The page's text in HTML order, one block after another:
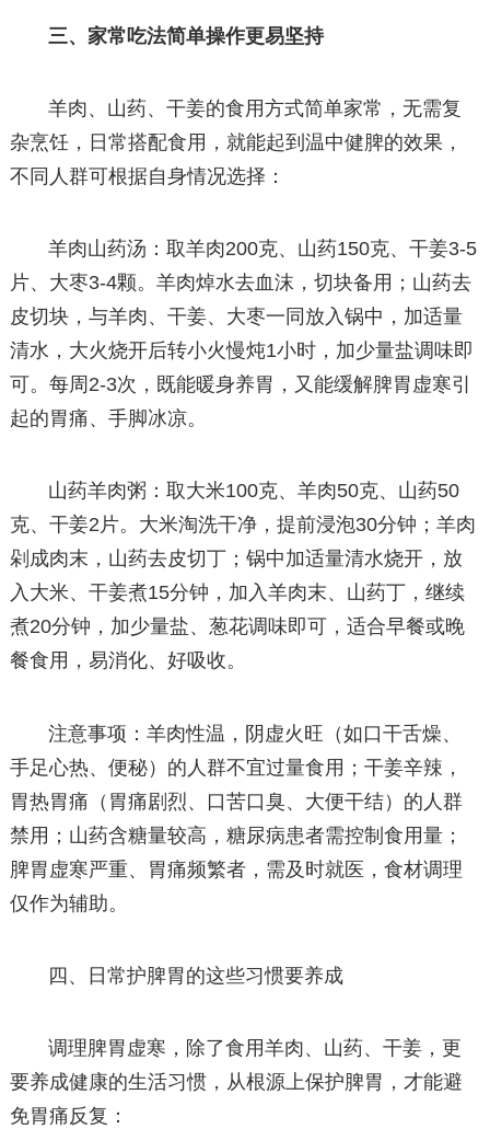
三、家常吃法简单操作更易坚持
羊肉、山药、干姜的食用方式简单家常，无需复
杂烹饪，日常搭配食用，就能起到温中健脾的效果，
不同人群可根据自身情况选择：
羊肉山药汤：取羊肉200克、山药150克、干姜3-5
片、大枣3-4颗。羊肉焯水去血沫，切块备用；山药去
皮切块，与羊肉、干姜、大枣一同放入锅中，加适量
清水，大火烧开后转小火慢炖1小时，加少量盐调味即
可。每周2-3次，既能暖身养胃，又能缓解脾胃虚寒引
起的胃痛、手脚冰凉。
山药羊肉粥：取大米100克、羊肉50克、山药50
克、干姜2片。大米淘洗干净，提前浸泡30分钟；羊肉
剁成肉末，山药去皮切丁；锅中加适量清水烧开，放
入大米、干姜煮15分钟，加入羊肉末、山药丁，继续
煮20分钟，加少量盐、葱花调味即可，适合早餐或晚
餐食用，易消化、好吸收。
注意事项：羊肉性温，阴虚火旺（如口干舌燥、
手足心热、便秘）的人群不宜过量食用；干姜辛辣，
胃热胃痛（胃痛剧烈、口苦口臭、大便干结）的人群
禁用；山药含糖量较高，糖尿病患者需控制食用量；
脾胃虚寒严重、胃痛频繁者，需及时就医，食材调理
仅作为辅助。
四、日常护脾胃的这些习惯要养成
调理脾胃虚寒，除了食用羊肉、山药、干姜，更
要养成健康的生活习惯，从根源上保护脾胃，才能避
免胃痛反复：